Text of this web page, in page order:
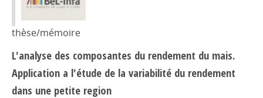
thèse/mémoire
L'analyse des composantes du rendement du mais.
Application a l'étude de la variabilité du rendement
dans une petite region